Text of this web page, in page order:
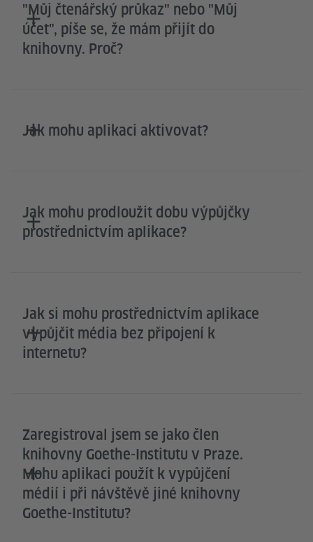
"Můj čtenářský průkaz" nebo "Můj
účet", píše se, že mám přijít do
knihovny. Proč?
Jak mohu aplikaci aktivovat?
Jak mohu prodloužit dobu výpůjčky
prostřednictvím aplikace?
Jak si mohu prostřednictvím aplikace
vypůjčit média bez připojení k
internetu?
Zaregistroval jsem se jako člen
knihovny Goethe-Institutu v Praze.
Mohu aplikaci použít k vypůjčení
médií i při návštěvě jiné knihovny
Goethe-Institutu?